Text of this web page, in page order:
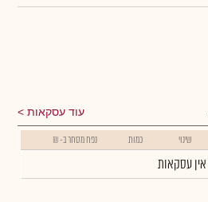
עוד עסקאות
שינוי כמות נפח מסחר ב- ₪
אין עסקאות